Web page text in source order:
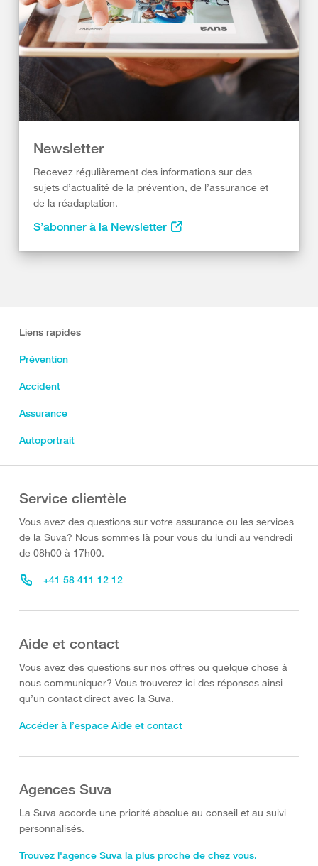
Newsletter
Recevez régulièrement des informations sur des
sujets d’actualité de la prévention, de l’assurance et
de la réadaptation.
S’abonner à la Newsletter
Liens rapides
Prévention
Accident
Assurance
Autoportrait
Service clientèle
Vous avez des questions sur votre assurance ou les services
de la Suva? Nous sommes là pour vous du lundi au vendredi
de 08h00 à 17h00.
+41 58 411 12 12
Aide et contact
Vous avez des questions sur nos offres ou quelque chose à
nous communiquer? Vous trouverez ici des réponses ainsi
qu’un contact direct avec la Suva.
Accéder à l’espace Aide et contact
Agences Suva
La Suva accorde une priorité absolue au conseil et au suivi
personnalisés.
Trouvez l'agence Suva la plus proche de chez vous.